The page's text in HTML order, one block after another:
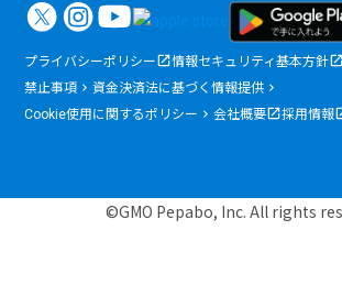
プライバシーポリシー 情報セキュリティ基本方針
禁止事項
資金決済法に基づく情報提供
Cookie使用に関するポリシー
会社概要 採用情報
©GMO Pepabo, Inc. All rights